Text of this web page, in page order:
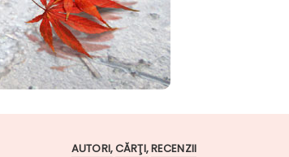
AUTORI CĂRŢI RECENZII